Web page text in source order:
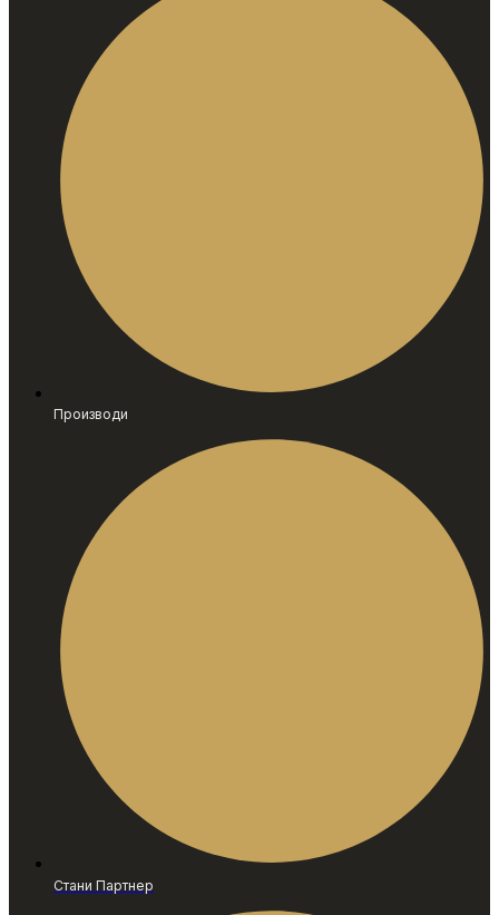
Производи
Стани Партнер